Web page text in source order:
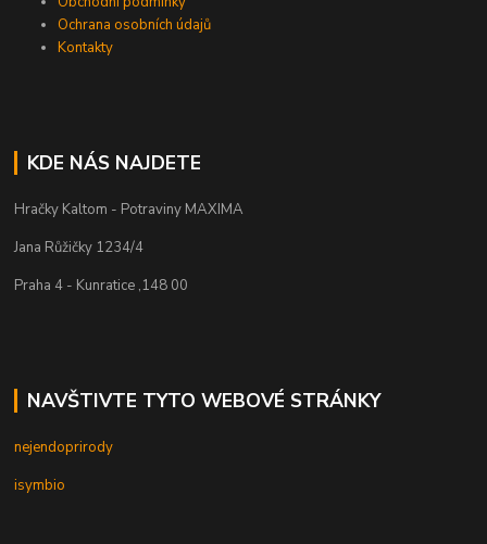
Ochrana osobních údajů
Kontakty
KDE NÁS NAJDETE
Hračky Kaltom - Potraviny MAXIMA
Jana Růžičky 1234/4
Praha 4 - Kunratice ,148 00
NAVŠTIVTE TYTO WEBOVÉ STRÁNKY
nejendoprirody
isymbio